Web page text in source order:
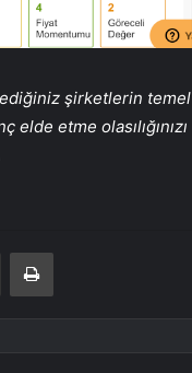
şirketlerin temel
etme olasılığınızı
E-Posta ile paylaş Yazdır